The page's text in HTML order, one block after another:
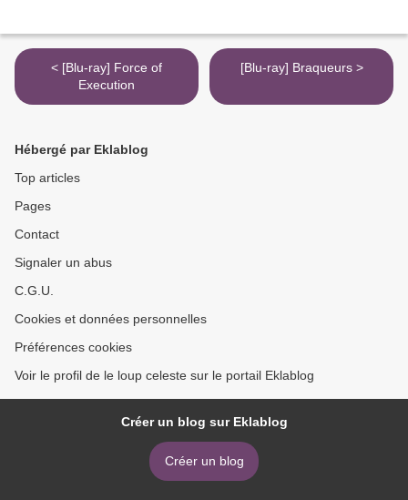
< [Blu-ray] Force of
Execution
[Blu-ray] Braqueurs >
Hébergé par Eklablog
Top articles
Pages
Contact
Signaler un abus
C.G.U.
Cookies et données personnelles
Préférences cookies
Voir le profil de le loup celeste sur le portail Eklablog
Créer un blog sur Eklablog
Créer un blog